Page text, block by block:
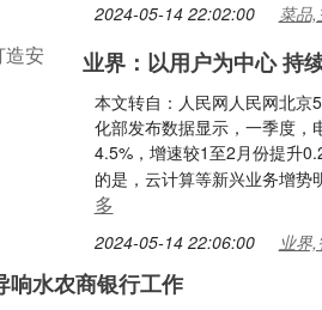
2024-05-14 22:02:00 菜品
业界：以用户为中心 持
本文转自：人民网人民网北京
化部发布数据显示，一季度，
4.5%，增速较1至2月份提升
的是，云计算等新兴业务增势
多
2024-05-14 22:06:00 业界
响水农商银行工作